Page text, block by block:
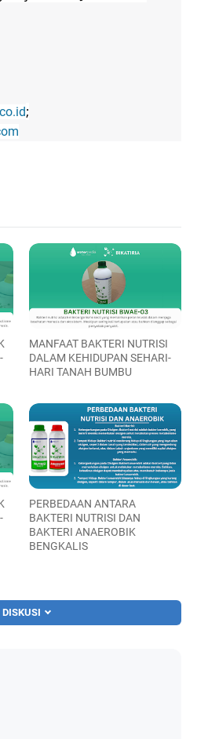
;
MANFAAT BAKTERI NUTRISI
DALAM KEHIDUPAN SEHARI-
HARI TANAH BUMBU
PERBEDAAN ANTARA
BAKTERI NUTRISI DAN
BAKTERI ANAEROBIK
BENGKALIS
DISKUSI